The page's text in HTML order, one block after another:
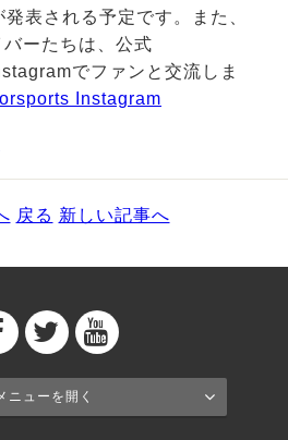
表される予定です。また、
ーたちは、公式
でファンと交流しま
Instagram
戻る 新しい記事へ
ニューを開く